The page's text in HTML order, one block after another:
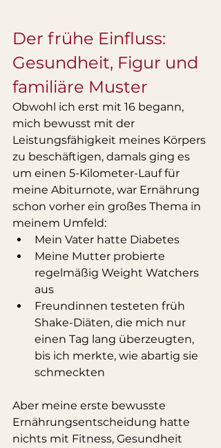
Der frühe Einfluss:
Gesundheit, Figur und
familiäre Muster
Obwohl ich erst mit 16 begann,
mich bewusst mit der
Leistungsfähigkeit meines Körpers
zu beschäftigen, damals ging es
um einen 5-Kilometer-Lauf für
meine Abiturnote, war Ernährung
schon vorher ein großes Thema in
meinem Umfeld:
Mein Vater hatte Diabetes
Meine Mutter probierte
regelmäßig Weight Watchers
aus
Freundinnen testeten früh
Shake-Diäten, die mich nur
einen Tag lang überzeugten,
bis ich merkte, wie abartig sie
schmeckten
Aber meine erste bewusste
Ernährungsentscheidung hatte
nichts mit Fitness, Gesundheit